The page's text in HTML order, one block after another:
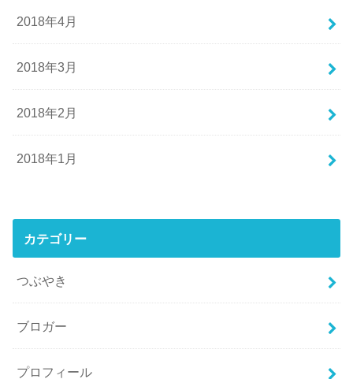
2018年4月
2018年3月
2018年2月
2018年1月
カテゴリー
つぶやき
ブロガー
プロフィール